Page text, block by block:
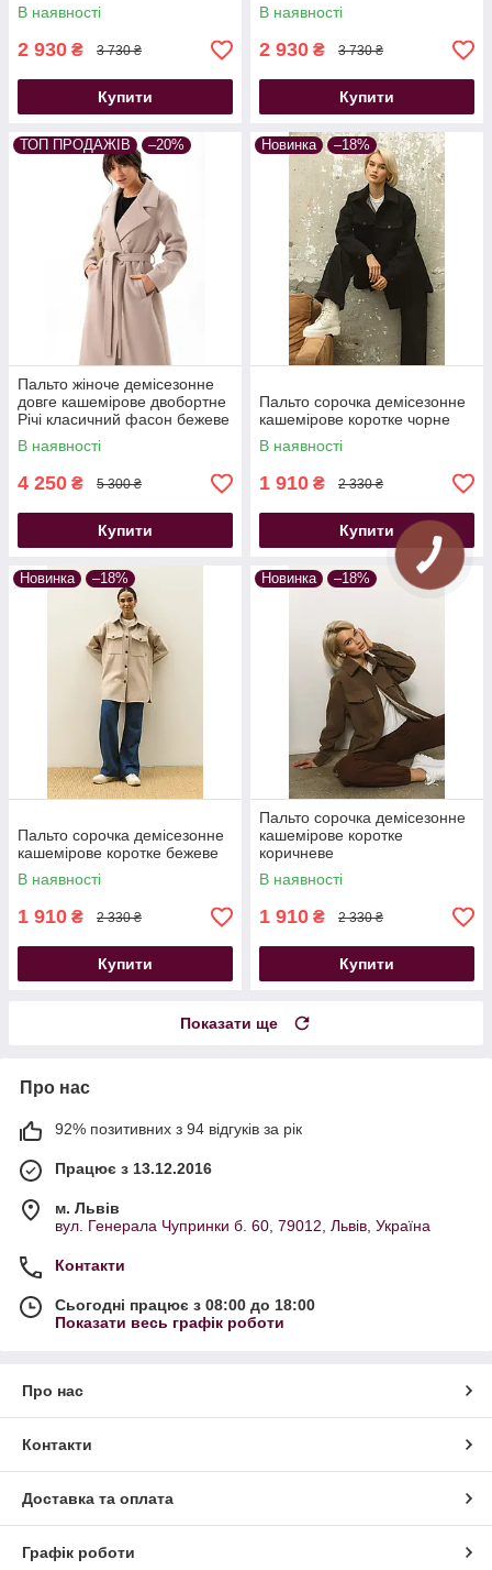
В наявності
2 930 ₴ 3 730 ₴
Купити
В наявності
2 930 ₴ 3 730 ₴
Купити
ТОП ПРОДАЖІВ –20%
Пальто жіноче демісезонне
довге кашемірове двобортне
Річі класичний фасон бежеве
В наявності
4 250 ₴ 5 300 ₴
Купити
Новинка –18%
Пальто сорочка демісезонне
кашемірове коротке чорне
В наявності
1 910 ₴ 2 330 ₴
Купити
Новинка –18%
Пальто сорочка демісезонне
кашемірове коротке бежеве
В наявності
1 910 ₴ 2 330 ₴
Купити
Новинка –18%
Пальто сорочка демісезонне
кашемірове коротке
коричневе
В наявності
1 910 ₴ 2 330 ₴
Купити
Показати ще
Про нас
92% позитивних з 94 відгуків за рік
Працює з 13.12.2016
м. Львів
вул. Генерала Чупринки б. 60, 79012, Львів, Україна
Контакти
Сьогодні працює з 08:00 до 18:00
Показати весь графік роботи
Про нас
Контакти
Доставка та оплата
Графік роботи